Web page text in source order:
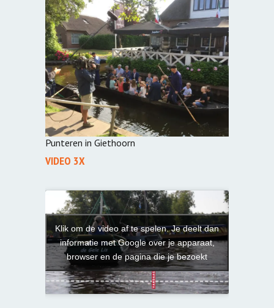
Punteren in Giethoorn
VIDEO 3X
Klik om de video af te spelen. Je deelt dan
informatie met Google over je apparaat,
browser en de pagina die je bezoekt